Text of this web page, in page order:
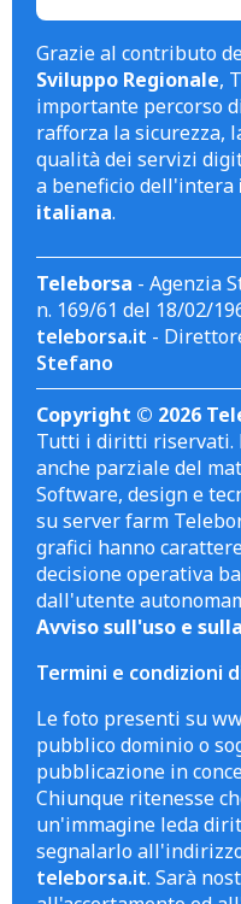
Grazie al contributo
Sviluppo Regionale,
importante percorso
rafforza la sicurezza,
qualità dei servizi
a beneficio dell'intera
italiana.
Teleborsa - Agenzia
n. 169/61 del 18/02/
teleborsa.it -
Stefano
Copyright © 2026
Tutti i diritti riservati.
anche parziale del
Software, design e
su server farm
grafici hanno
decisione operativa
dall'utente
Avviso sull'uso e
Termini e condizioni
Le foto presenti su
pubblico dominio o
pubblicazione in
Chiunque ritenesse
un'immagine leda
segnalarlo
teleborsa.it. Sarà